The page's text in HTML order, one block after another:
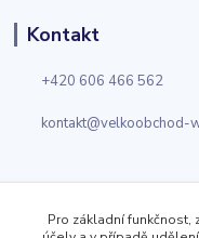
Kontakt
+420 606 466 562
kontakt@velkoobchod-
Pro základní funkčnost,